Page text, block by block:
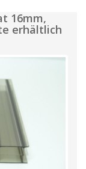
16mm,
erhältlich